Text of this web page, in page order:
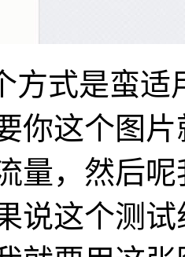
方式是蛮适
你这个图
量，然后
说这个测